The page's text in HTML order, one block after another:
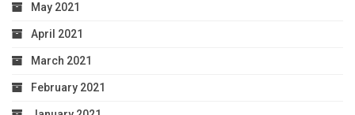
May 2021
April 2021
March 2021
February 2021